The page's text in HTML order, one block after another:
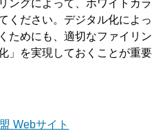
ングによって、ホワイトカラ
ください。デジタル化によっ
ためにも、適切なファイリン
」を実現しておくことが重要
Webサイト